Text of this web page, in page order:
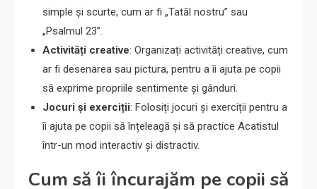
simple și scurte, cum ar fi „Tatăl nostru” sau
„Psalmul 23”.
Activități creative: Organizați activități creative, cum
ar fi desenarea sau pictura, pentru a îi ajuta pe copii
să exprime propriile sentimente și gânduri.
Jocuri și exerciții: Folosiți jocuri și exerciții pentru a
îi ajuta pe copii să înțeleagă și să practice Acatistul
într-un mod interactiv și distractiv.
Cum să îi încurajăm pe copii să